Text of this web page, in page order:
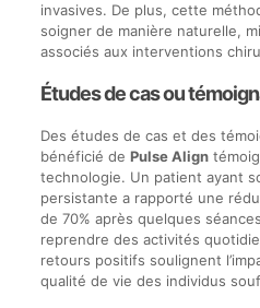
invasives. De plus, cette
soigner de manière naturelle,
associés aux interventions
Études de cas ou
Des études de cas et des
bénéficié de Pulse Align
technologie. Un patient ayant
persistante a rapporté une
de 70% après quelques
reprendre des activités
retours positifs soulignent
qualité de vie des individus